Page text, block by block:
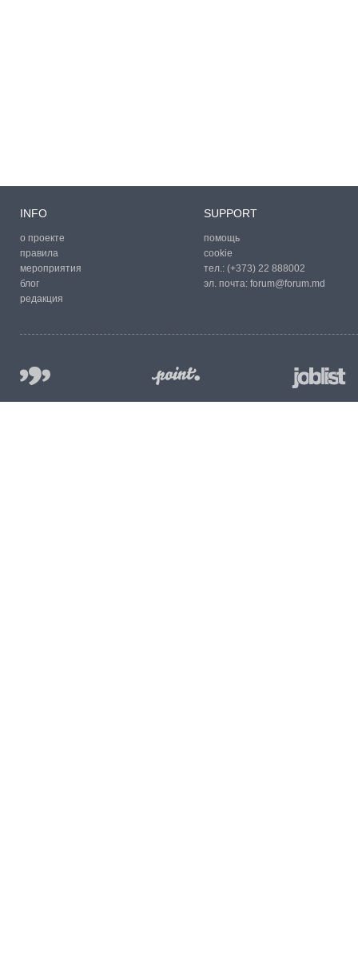
INFO
о проекте
правила
мероприятия
блог
редакция
SUPPORT
помощь
cookie
тел.: (+373) 22 888002
эл. почта: forum@forum.md